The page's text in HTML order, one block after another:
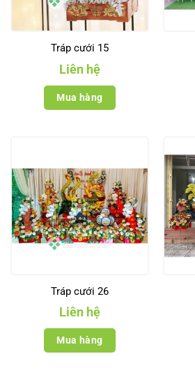
Tráp cưới 15
Liên hệ
Mua hàng
Tráp cưới 26
Liên hệ
Mua hàng